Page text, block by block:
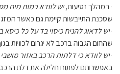
· במהלך נסיעות,יש לוודא כמות מים
שסכנת התייבשות קיימת גם כאשר
·יש לדאוג להניח כיסוי בד על כל כיסא
שהחום הגבוה ברכב לא יגרום לכוויות
·יש לוודא כי דלתות הרכב באזור
באפשרותם לפתוח חלילה את דלת הרכב